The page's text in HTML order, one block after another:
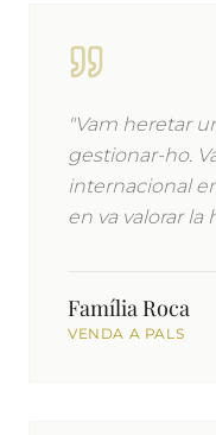
"Vam heretar
gestionar-ho.
internacional
en va valorar la
Família Roca
VENDA A PALS